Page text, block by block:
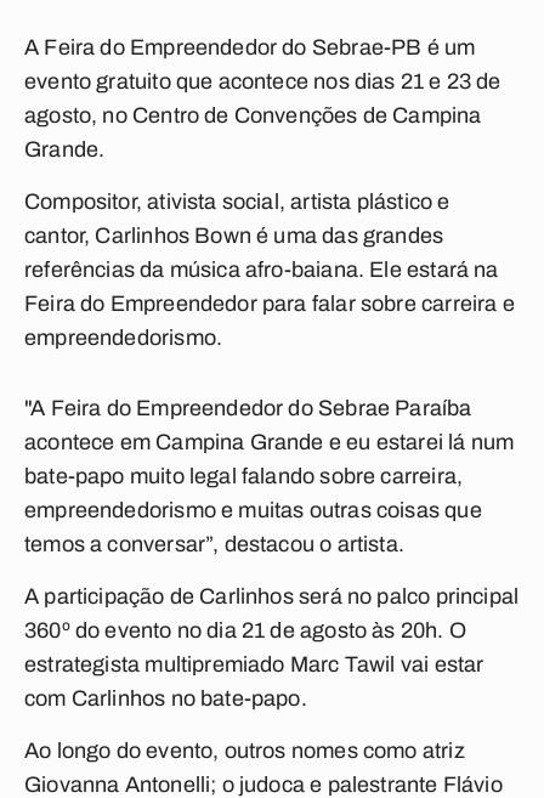
A Feira do Empreendedor do Sebrae-PB é um
evento gratuito que acontece nos dias 21 e 23 de
agosto, no Centro de Convenções de Campina
Grande.
Compositor, ativista social, artista plástico e
cantor, Carlinhos Bown é uma das grandes
referências da música afro-baiana. Ele estará na
Feira do Empreendedor para falar sobre carreira e
empreendedorismo.
"A Feira do Empreendedor do Sebrae Paraíba
acontece em Campina Grande e eu estarei lá num
bate-papo muito legal falando sobre carreira,
empreendedorismo e muitas outras coisas que
temos a conversar”, destacou o artista.
A participação de Carlinhos será no palco principal
360º do evento no dia 21 de agosto às 20h. O
estrategista multipremiado Marc Tawil vai estar
com Carlinhos no bate-papo.
Ao longo do evento, outros nomes como atriz
Giovanna Antonelli; o judoca e palestrante Flávio